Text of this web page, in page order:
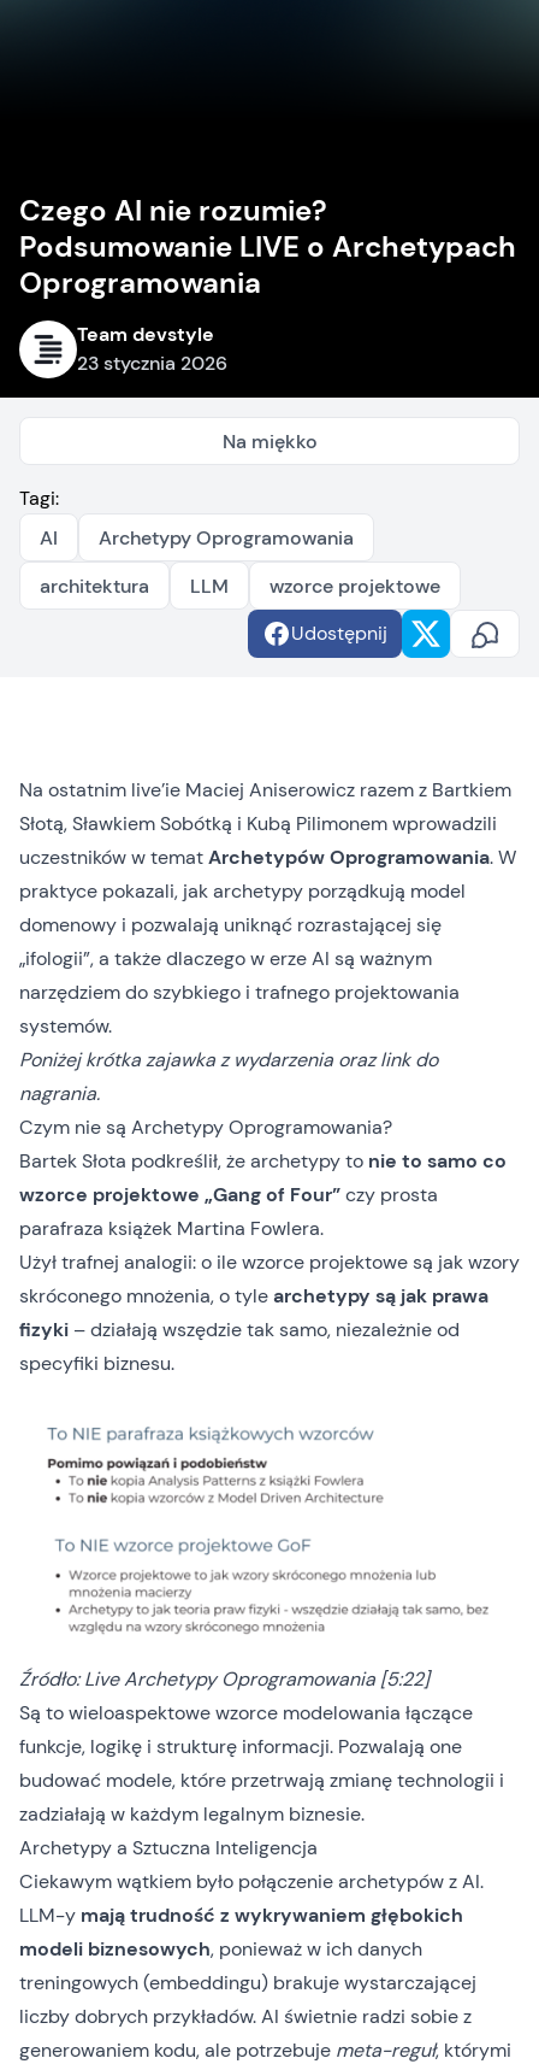
Czego AI nie rozumie?
Podsumowanie LIVE o Archetypach
Oprogramowania
Team devstyle
23 stycznia 2026
Na miękko
Tagi:
AI
Archetypy Oprogramowania
architektura
LLM
wzorce projektowe
Udostępnij
Na ostatnim live’ie Maciej Aniserowicz razem z Bartkiem
Słotą, Sławkiem Sobótką i Kubą Pilimonem wprowadzili
uczestników w tematArchetypów Oprogramowania. W
praktyce pokazali, jak archetypy porządkują model
domenowy i pozwalają uniknąć rozrastającej się
„ifologii”, a także dlaczego w erze AI są ważnym
narzędziem do szybkiego i trafnego projektowania
systemów.
Poniżej krótka zajawka z wydarzenia oraz link do
nagrania.
Czym nie są Archetypy Oprogramowania?
Bartek Słota podkreślił, że archetypy to nie to samo co
wzorce projektowe „Gang of Four”czy prosta
parafraza książek Martina Fowlera.
Użył trafnej analogii: o ile wzorce projektowe są jak wzory
skróconego mnożenia, o tylearchetypy są jak prawa
fizyki – działają wszędzie tak samo, niezależnie od
specyfiki biznesu.
Źródło: Live Archetypy Oprogramowania [5:22]
Są to wieloaspektowe wzorce modelowania łączące
funkcje, logikę i strukturę informacji. Pozwalają one
budować modele, które przetrwają zmianę technologii i
zadziałają w każdym legalnym biznesie.
Archetypy a Sztuczna Inteligencja
Ciekawym wątkiem było połączenie archetypów z AI.
LLM-y mają trudność z wykrywaniem głębokich
modeli biznesowych, ponieważ w ich danych
treningowych (embeddingu) brakuje wystarczającej
liczby dobrych przykładów. AI świetnie radzi sobie z
generowaniem kodu, ale potrzebuje meta-reguł, którymi